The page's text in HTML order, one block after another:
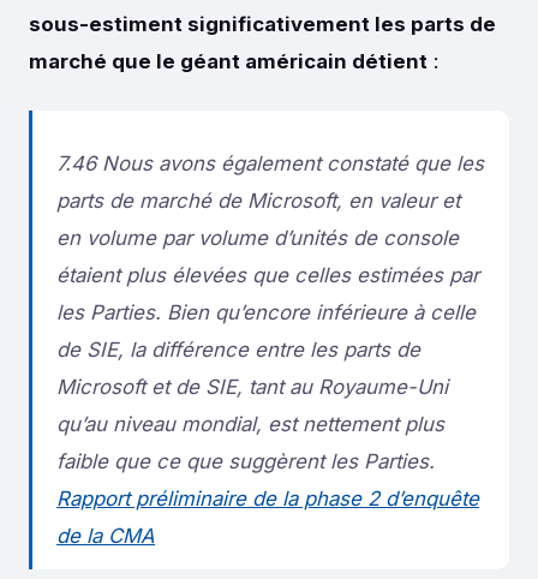
sous-estiment significativement les parts de
marché que le géant américain détient :
7.46 Nous avons également constaté que les
parts de marché de Microsoft, en valeur et
en volume par volume d’unités de console
étaient plus élevées que celles estimées par
les Parties. Bien qu’encore inférieure à celle
de SIE, la différence entre les parts de
Microsoft et de SIE, tant au Royaume-Uni
qu’au niveau mondial, est nettement plus
faible que ce que suggèrent les Parties.
Rapport préliminaire de la phase 2 d’enquête
de la CMA